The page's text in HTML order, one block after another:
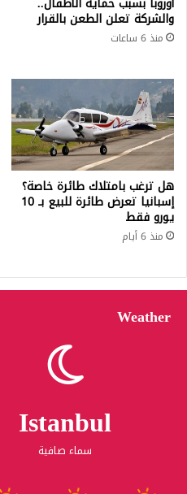
والشركة تعلن الطعن بالقرار
منذ 6 ساعات
هل ترغب بامتلاك طائرة خاصة؟
إسبانيا تعرض طائرة للبيع بـ 10
يورو فقط
منذ 6 أيام
Weather
Istanbul
سماء صافية